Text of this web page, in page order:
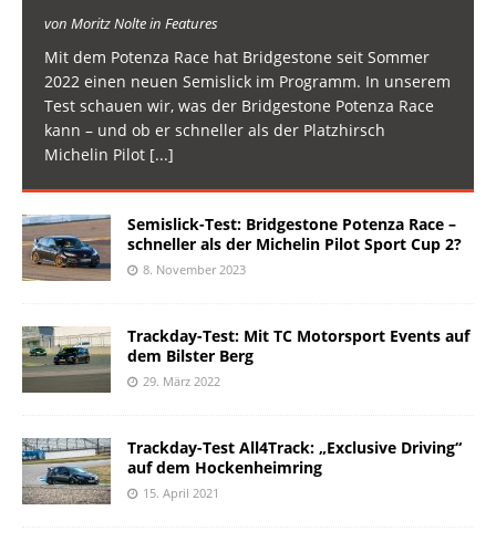
von Moritz Nolte in Features
Mit dem Potenza Race hat Bridgestone seit Sommer
2022 einen neuen Semislick im Programm. In unserem
Test schauen wir, was der Bridgestone Potenza Race
kann – und ob er schneller als der Platzhirsch
Michelin Pilot [...]
Semislick-Test: Bridgestone Potenza Race –
schneller als der Michelin Pilot Sport Cup 2?
8. November 2023
Trackday-Test: Mit TC Motorsport Events auf
dem Bilster Berg
29. März 2022
Trackday-Test All4Track: „Exclusive Driving“
auf dem Hockenheimring
15. April 2021